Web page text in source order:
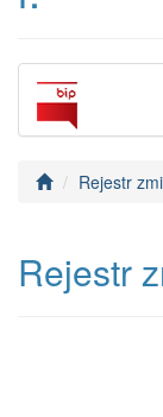
Rejestr
Rejestr